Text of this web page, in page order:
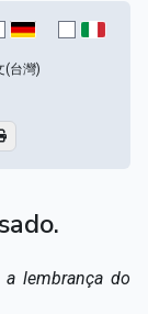
(台灣)
lembrança do